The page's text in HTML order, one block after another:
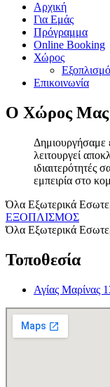
Αρχική
Για Εμάς
Πρόγραμμα
Online Booking
Χώρος
Επικοινωνία
Ο Χώρος Μας
Δημιουργήσαμε
λειτουργεί
ιδιαιτερότητές
εμπειρία στο
Όλα Εξωτερικά
ΕΞΟΠΛΙΣΜΟΣ
Όλα Εξωτερικά
Τοποθεσία
Αγίας Μαρίνας